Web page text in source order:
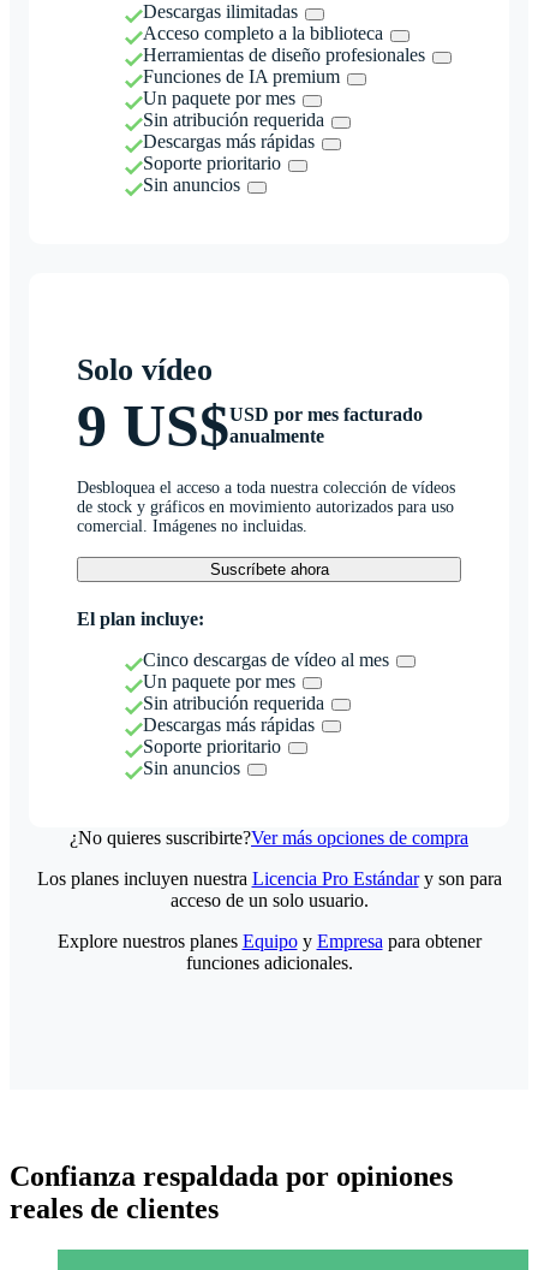
Descargas ilimitadas
Acceso completo a la biblioteca
Herramientas de diseño profesionales
Funciones de IA premium
Un paquete por mes
Sin atribución requerida
Descargas más rápidas
Soporte prioritario
Sin anuncios
Solo vídeo
9 US$USD por mes facturado
anualmente
Desbloquea el acceso a toda nuestra colección de vídeos
de stock y gráficos en movimiento autorizados para uso
comercial. Imágenes no incluidas.
Suscríbete ahora
El plan incluye:
Cinco descargas de vídeo al mes
Un paquete por mes
Sin atribución requerida
Descargas más rápidas
Soporte prioritario
Sin anuncios
¿No quieres suscribirte?Ver más opciones de compra
Los planes incluyen nuestra Licencia Pro Estándary son para
acceso de un solo usuario.
Explore nuestros planes Equipoy Empresa para obtener
funciones adicionales.
Confianza respaldada por opiniones
reales de clientes